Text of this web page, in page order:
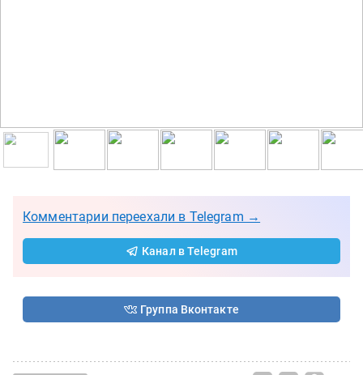
Комментарии переехали в Telegram →
Канал в Telegram
Группа Вконтакте